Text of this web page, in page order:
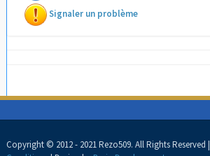
Signaler un problème
Copyright © 2012 - 2021 Rezo509. All Rights Reserved |